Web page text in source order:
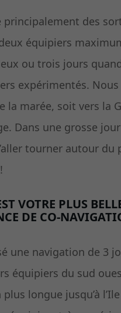
principalement des
équipiers
ou trois jours
expérimentés.
la marée, soit vers la
Dans une grosse
tourner autour du
VOTRE PLUS
DE CO-
une navigation de 3
équipiers du sud
longue jusqu’à